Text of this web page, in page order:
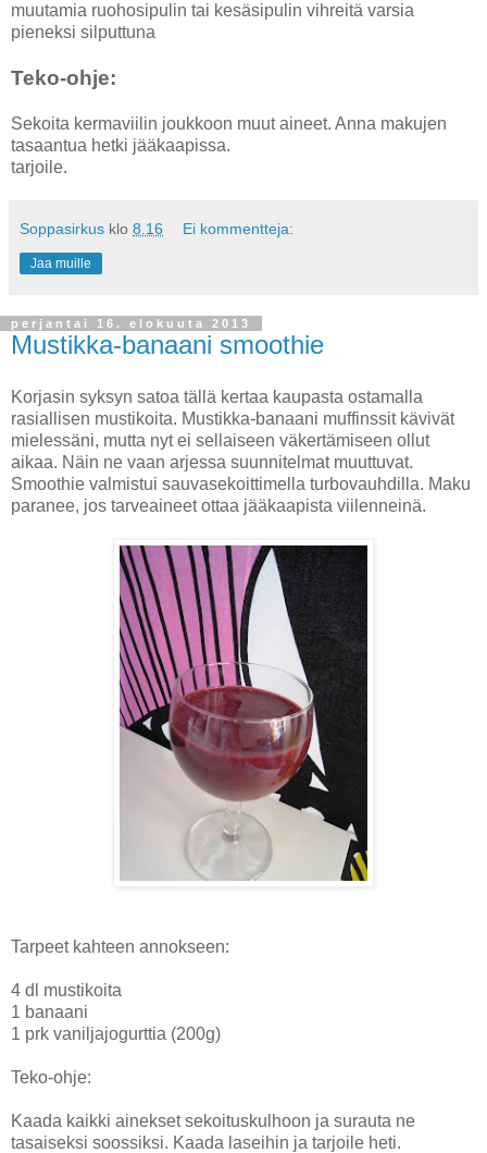
muutamia ruohosipulin tai kesäsipulin vihreitä varsia
pieneksi silputtuna
Teko-ohje:
Sekoita kermaviilin joukkoon muut aineet. Anna makujen
tasaantua hetki jääkaapissa.
tarjoile.
Soppasirkus klo 8.16 Ei kommentteja:
Jaa muille
perjantai 16. elokuuta 2013
Mustikka-banaani smoothie
Korjasin syksyn satoa tällä kertaa kaupasta ostamalla
rasiallisen mustikoita. Mustikka-banaani muffinssit kävivät
mielessäni, mutta nyt ei sellaiseen väkertämiseen ollut
aikaa. Näin ne vaan arjessa suunnitelmat muuttuvat.
Smoothie valmistui sauvasekoittimella turbovauhdilla. Maku
paranee, jos tarveaineet ottaa jääkaapista viilenneinä.
Tarpeet kahteen annokseen:
4 dl mustikoita
1 banaani
1 prk vaniljajogurttia (200g)
Teko-ohje:
Kaada kaikki ainekset sekoituskulhoon ja surauta ne
tasaiseksi soossiksi. Kaada laseihin ja tarjoile heti.